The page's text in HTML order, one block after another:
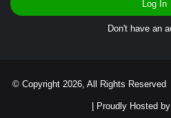
Log In
Don't have an
© Copyright 2026, All Rights Reserved
| Proudly Hosted by